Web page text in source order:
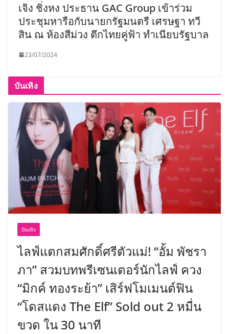
เจิง ชิ่งหง ประธาน GAC Group เข้าร่วม
ประชุมหารือกับนายกรัฐมนตรี เศรษฐา ทวี
สิน ณ ห้องสีม่วง ตึกไทยคู่ฟ้า ทำเนียบรัฐบาล
23/07/2024
บันเทิง
บันเทิง
ไลฟ์แตกสมศักดิ์ศรีตัวแม่! “อั้ม พัชรา
ภา” สวมบทพรีเซนเตอร์นักไลฟ์ ควง
“มิกค์ ทองระย้า” เสิร์ฟโมเมนต์ฟิน
“โดสแดง The Elf” Sold out 2 หมื่น
ขวด ใน 30 นาที